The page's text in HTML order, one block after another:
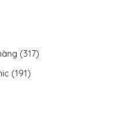
(317)
(191)